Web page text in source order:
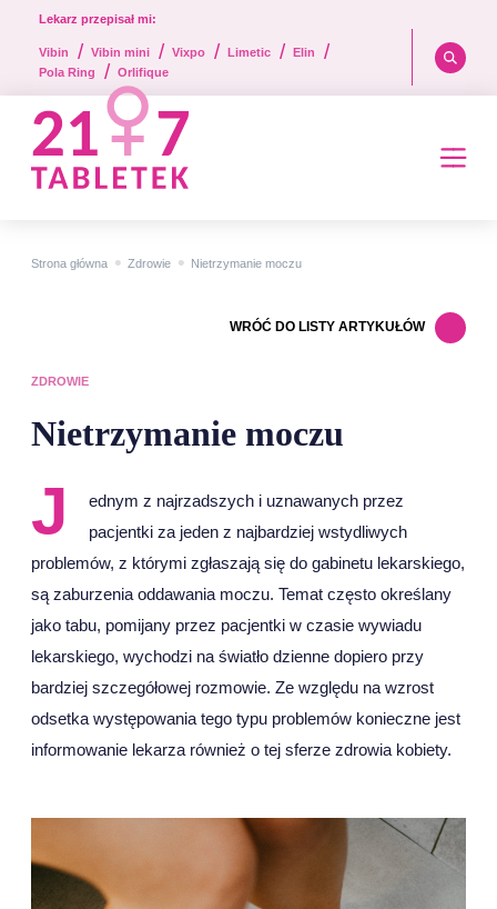
Lekarz przepisał mi:
Vibin / Vibin mini / Vixpo / Limetic / Elin /
Pola Ring / Orlifique
Strona główna • Zdrowie • Nietrzymanie moczu
WRÓĆ DO LISTY ARTYKUŁÓW
ZDROWIE
Nietrzymanie moczu
J
ednym z najrzadszych i uznawanych przez
pacjentki za jeden z najbardziej wstydliwych
problemów, z którymi zgłaszają się do gabinetu lekarskiego,
są zaburzenia oddawania moczu. Temat często określany
jako tabu, pomijany przez pacjentki w czasie wywiadu
lekarskiego, wychodzi na światło dzienne dopiero przy
bardziej szczegółowej rozmowie. Ze względu na wzrost
odsetka występowania tego typu problemów konieczne jest
informowanie lekarza również o tej sferze zdrowia kobiety.